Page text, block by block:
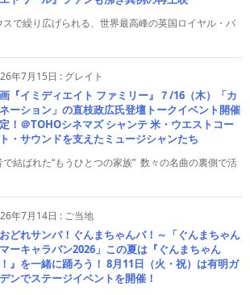
で繰り広げられる、世界最高峰の英国ロイヤル・バ
年7月15日 : グレイト
『イミディエイト ファミリー』７/16（木）「カ
ーション」の直枝政広氏登壇トークイベント開催
！＠TOHOシネマズ シャンテ 米・ウエストコー
・サウンドを支えたミュージシャンたち
結ばれた“もうひとつの家族” 数々の名曲の裏側で活
年7月14日 : ご当地
どれサンバ！ぐんまちゃんバ！～「ぐんまちゃん
ーキャラバン2026」この夏は『ぐんまちゃん
』を一緒に踊ろう！ 8月11日（火・祝）は有明ガ
ンでステージイベントを開催！